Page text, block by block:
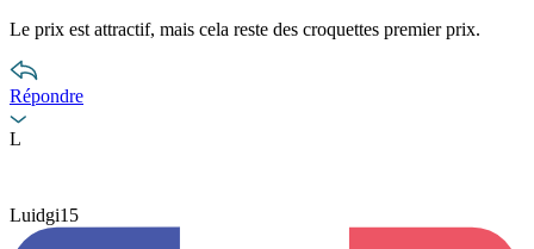
Le prix est attractif, mais cela reste des croquettes premier prix.
Répondre
L
Luidgi15